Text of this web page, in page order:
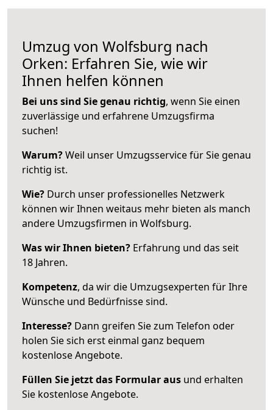
Umzug von Wolfsburg nach
Orken: Erfahren Sie, wie wir
Ihnen helfen können
Bei uns sind Sie genau richtig, wenn Sie einen
zuverlässige und erfahrene Umzugsfirma
suchen!
Warum?Weil unser Umzugsservice für Sie genau
richtig ist.
Wie? Durch unser professionelles Netzwerk
können wir Ihnen weitaus mehr bieten als manch
andere Umzugsfirmen in Wolfsburg.
Was wir Ihnen bieten? Erfahrung und das seit
18 Jahren.
Kompetenz, da wir die Umzugsexperten für Ihre
Wünsche und Bedürfnisse sind.
Interesse? Dann greifen Sie zum Telefon oder
holen Sie sich erst einmal ganz bequem
kostenlose Angebote.
Füllen Sie jetzt das Formular aus und erhalten
Sie kostenlose Angebote.